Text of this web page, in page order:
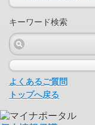
キーワード検索
よくあるご質問
トップへ戻る